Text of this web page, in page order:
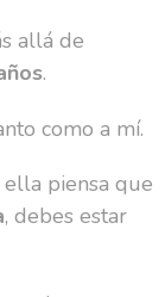
allá de
.
como a mí.
piensa que
, debes estar